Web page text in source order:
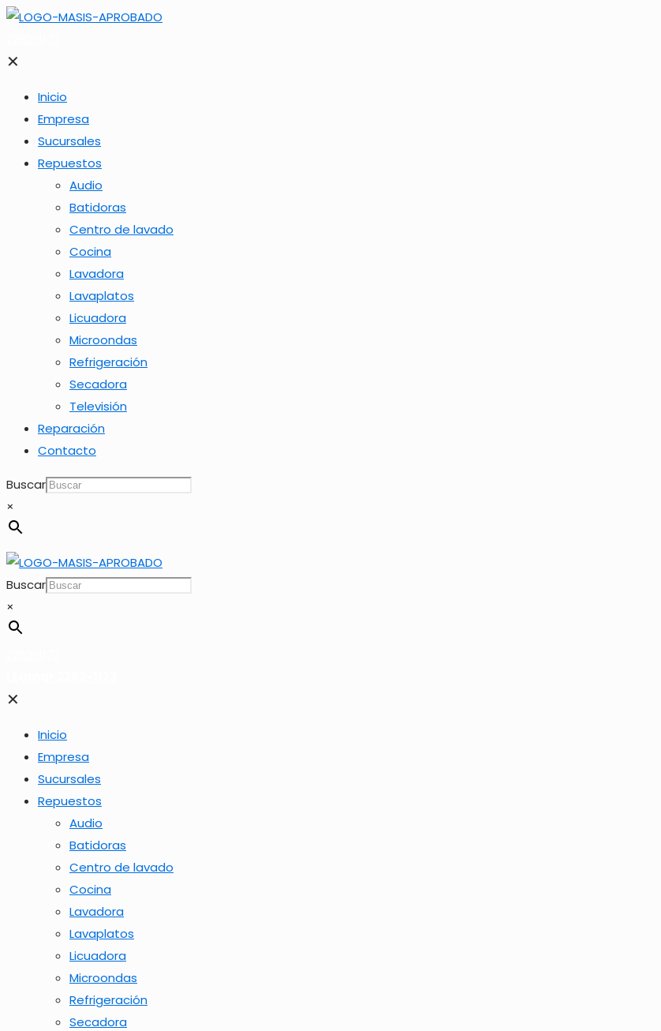
✕
Inicio
Empresa
Sucursales
Repuestos
Audio
Batidoras
Centro de lavado
Cocina
Lavadora
Lavaplatos
Licuadora
Microondas
Refrigeración
Secadora
Televisión
Reparación
Contacto
Buscar
×
Buscar
×
✕
Inicio
Empresa
Sucursales
Repuestos
Audio
Batidoras
Centro de lavado
Cocina
Lavadora
Lavaplatos
Licuadora
Microondas
Refrigeración
Secadora